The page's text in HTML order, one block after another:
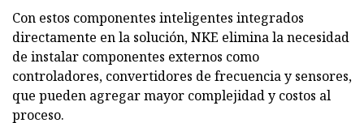
Con estos componentes inteligentes integrados
directamente en la solución, NKE elimina la necesidad
de instalar componentes externos como
controladores, convertidores de frecuencia y sensores,
que pueden agregar mayor complejidad y costos al
proceso.